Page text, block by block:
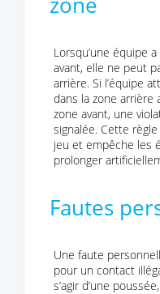
Lorsqu’une équipe
avant, elle ne peut
arrière. Si l’équipe
dans la zone arrière
zone avant, une
signalée. Cette
jeu et empêche les
prolonger
Fautes
Une faute
pour un contact
s’agir d’une